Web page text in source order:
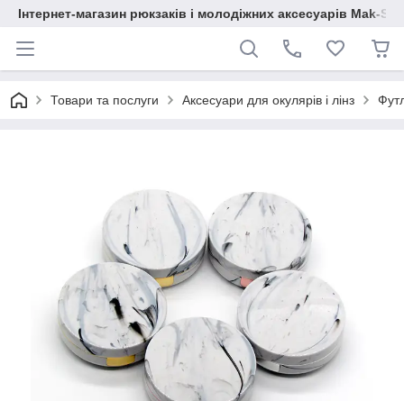
Інтернет-магазин рюкзаків і молодіжних аксесуарів Mak-
Товари та послуги Аксесуари для окулярів і лінз